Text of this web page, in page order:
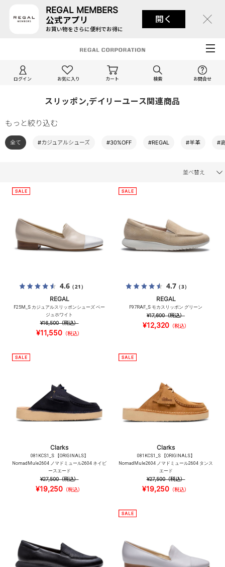
REGAL MEMBERS
公式アプリ
お買い物をさらに便利でお得に
開く
ログイン お気に入り カート 検索 お問合せ
スリッポン,デイリーユース関連商品
もっと絞り込む
全て #カジュアルシューズ #30%OFF #REGAL #羊革 #
並べ替え
4.6（21）
REGAL
F25M_S カジュアルスリッポンシューズ ベー
ジュホワイト
¥16,500（税込）
¥11,550 （税込）
4.7（3）
REGAL
F97RAF_S モカスリッポン グリーン
¥17,600（税込）
¥12,320（税込）
Clarks
081KCS1_S 【ORIGINALS】
NomadMule2604 ノマドミュール2604 ネイビ
ースエード
¥27,500（税込）
¥19,250 （税込）
Clarks
081KCS1_S 【ORIGINALS】
NomadMule2604 ノマドミュール2604 タンス
エード
¥27,500（税込）
¥19,250 （税込）